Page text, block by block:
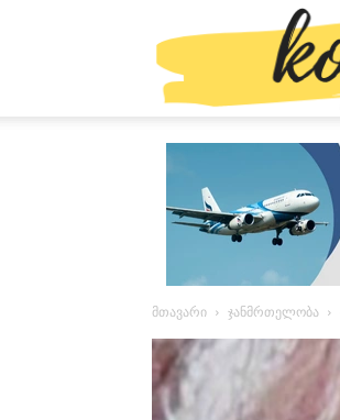
მთავარი ჯანმრთელობა